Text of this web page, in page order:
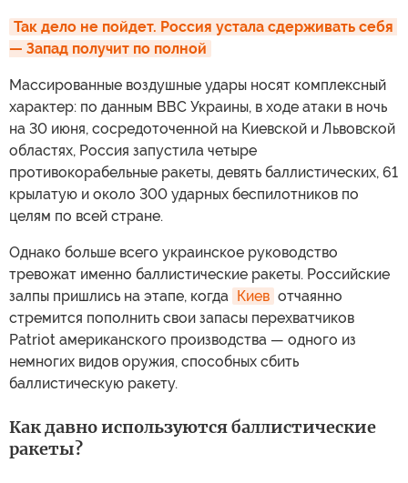
Так дело не пойдет. Россия устала сдерживать себя
— Запад получит по полной
Массированные воздушные удары носят комплексный
характер: по данным ВВС Украины, в ходе атаки в ночь
на 30 июня, сосредоточенной на Киевской и Львовской
областях, Россия запустила четыре
противокорабельные ракеты, девять баллистических, 61
крылатую и около 300 ударных беспилотников по
целям по всей стране.
Однако больше всего украинское руководство
тревожат именно баллистические ракеты. Российские
залпы пришлись на этапе, когда Киев отчаянно
стремится пополнить свои запасы перехватчиков
Patriot американского производства — одного из
немногих видов оружия, способных сбить
баллистическую ракету.
Как давно используются баллистические
ракеты?